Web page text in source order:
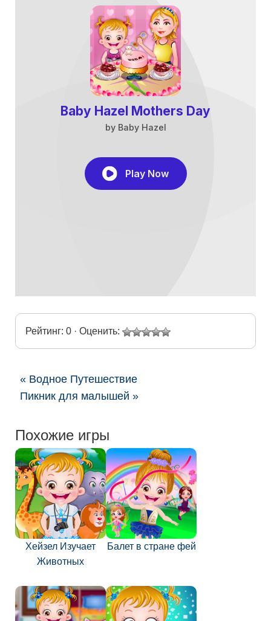
Рейтинг: 0 · Оценить:
« Водное Путешествие
Пикник для малышей »
Похожие игры
Хейзел Изучает
Животных
Балет в стране фей